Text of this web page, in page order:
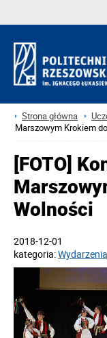
Strona główna
Marszowym Krokiem
[FOTO]
Wolności
2018-12-01
kategoria:Wydarzenia